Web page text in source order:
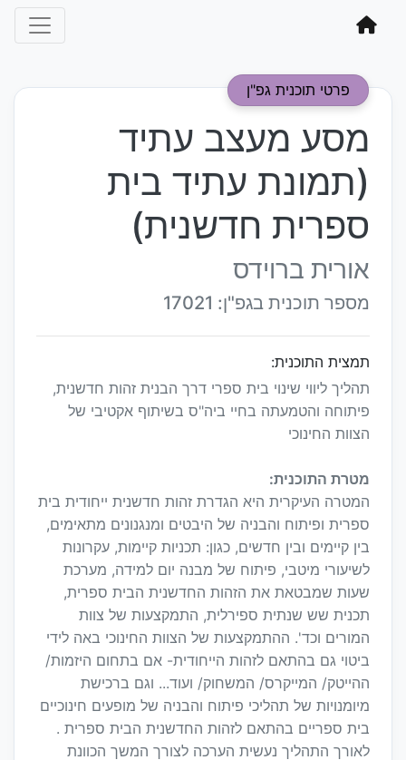
פרטי תוכנית גפ"ן
מסע מעצב עתיד
(תמונת עתיד בית
ספרית חדשנית)
אורית ברוידס
מספר תוכנית בגפ"ן: 17021
תמצית התוכנית:
תהליך ליווי שינוי בית ספרי דרך הבנית זהות חדשנית,
פיתוחה והטמעתה בחיי ביה"ס בשיתוף אקטיבי של
הצוות החינוכי
מטרת התוכנית:
המטרה העיקרית היא הגדרת זהות חדשנית ייחודית בית
ספרית ופיתוח והבניה של היבטים ומנגנונים מתאימים,
בין קיימים ובין חדשים, כגון: תכניות קיימות, עקרונות
לשיעורי מיטבי, פיתוח של מבנה יום למידה, מערכת
שעות שמבטאת את הזהות החדשנית הבית ספרית,
תכנית שש שנתית ספירלית, התמקצעות של צוות
המורים וכד'. ההתמקצעות של הצוות החינוכי באה לידי
ביטוי גם בהתאם לזהות הייחודית- אם בתחום היזמות/
ההייטק/ המייקרס/ המשחוק/ ועוד... וגם ברכישת
מיומנויות של תהליכי פיתוח והבניה של מופעים חינוכיים
בית ספריים בהתאם לזהות החדשנית הבית ספרית .
לאורך התהליך נעשית הערכה לצורך המשך הכוונת